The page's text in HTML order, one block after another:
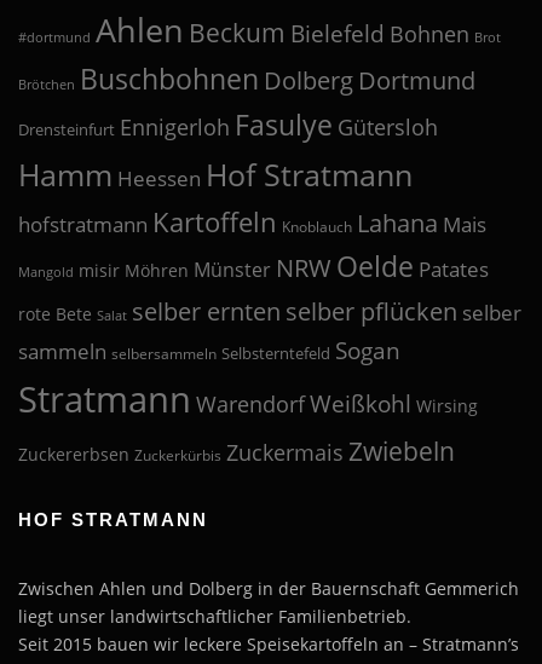
#dortmund Ahlen Beckum Bielefeld Bohnen Brot
Brötchen Buschbohnen Dolberg Dortmund
Drensteinfurt Ennigerloh Fasulye Gütersloh
Hamm Heessen Hof Stratmann
hofstratmann Kartoffeln Knoblauch Lahana Mais
Mangold misir Möhren Münster NRW Oelde Patates
rote Bete Salat selber ernten selber pflücken selber
sammeln selbersammeln Selbsterntefeld Sogan
Stratmann WarendorfWeißkohl Wirsing
Zuckererbsen Zuckerkürbis Zuckermais Zwiebeln
HOF STRATMANN
Zwischen Ahlen und Dolberg in der Bauernschaft Gemmerich
liegt unser landwirtschaftlicher Familienbetrieb.
Seit 2015 bauen wir leckere Speisekartoffeln an – Stratmann’s